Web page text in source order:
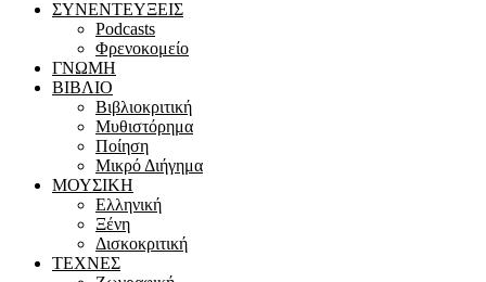
ΣΥΝΕΝΤΕΥΞΕΙΣ
Podcasts
Φρενοκομείο
ΓΝΩΜΗ
ΒΙΒΛΙΟ
Βιβλιοκριτική
Μυθιστόρημα
Ποίηση
Μικρό Διήγημα
ΜΟΥΣΙΚΗ
Ελληνική
Ξένη
Δισκοκριτική
ΤΕΧΝΕΣ